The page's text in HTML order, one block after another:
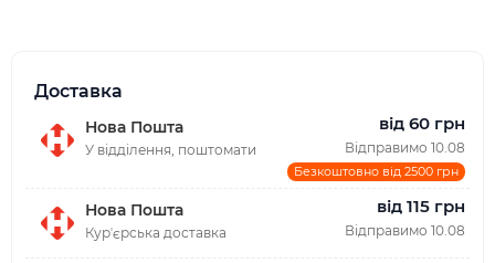
Доставка
Нова Пошта
У відділення, поштомати
від 60 грн
Відправимо 10.08
Безкоштовно від 2500 грн
Нова Пошта
Курʼєрська доставка
від 115 грн
Відправимо 10.08